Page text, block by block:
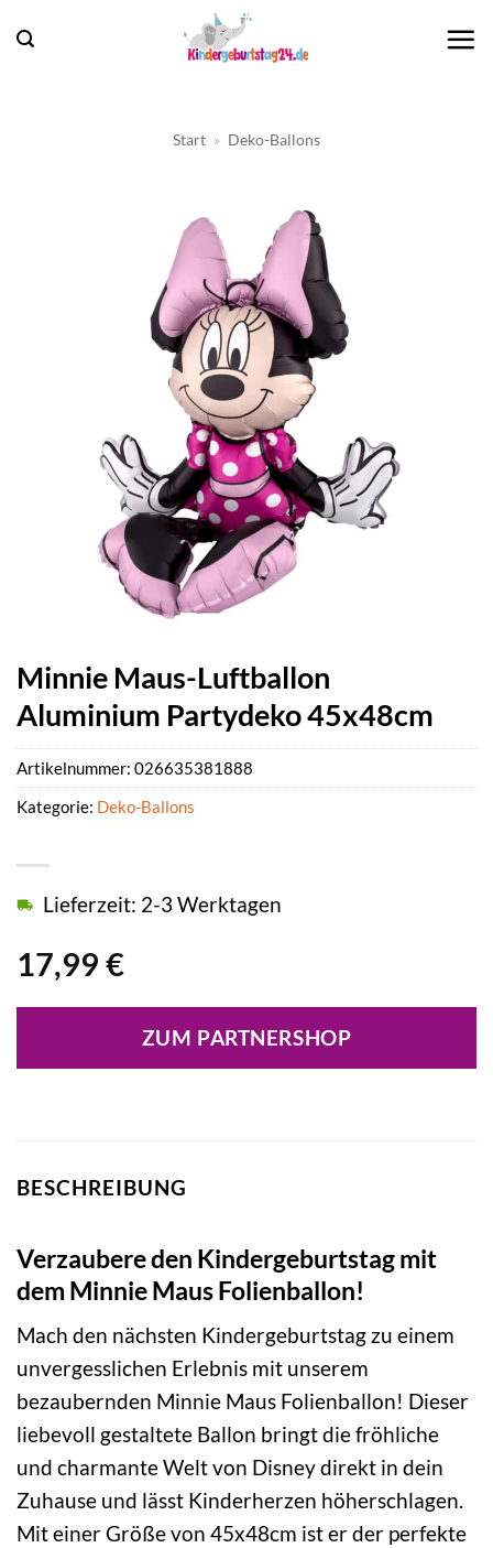
Inhalt
Start » Deko-Ballons
Minnie Maus-Luftballon
Aluminium Partydeko 45x48cm
17,99 €
Lieferzeit: 2-3 Werktagen
ZUM PARTNERSHOP
Artikelnummer: 026635381888
Kategorie: Deko-Ballons
BESCHREIBUNG
Verzaubere den Kindergeburtstag mit
dem Minnie Maus Folienballon!
Mach den nächsten Kindergeburtstag zu einem
unvergesslichen Erlebnis mit unserem
bezaubernden Minnie Maus Folienballon! Dieser
liebevoll gestaltete Ballon bringt die fröhliche
und charmante Welt von Disney direkt in dein
Zuhause und lässt Kinderherzen höherschlagen.
Mit einer Größe von 45x48cm ist er der perfekte